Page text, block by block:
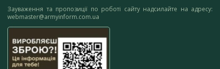
Зауваження та пропозиції по роботі сайту надсилайте на адресу:
webmaster@armyinform.com.ua